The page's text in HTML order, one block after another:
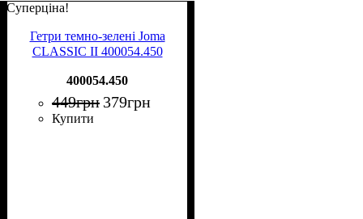
Суперціна!
Гетри темно-зелені Joma
CLASSIC II 400054.450
400054.450
449грн 379грн
Купити